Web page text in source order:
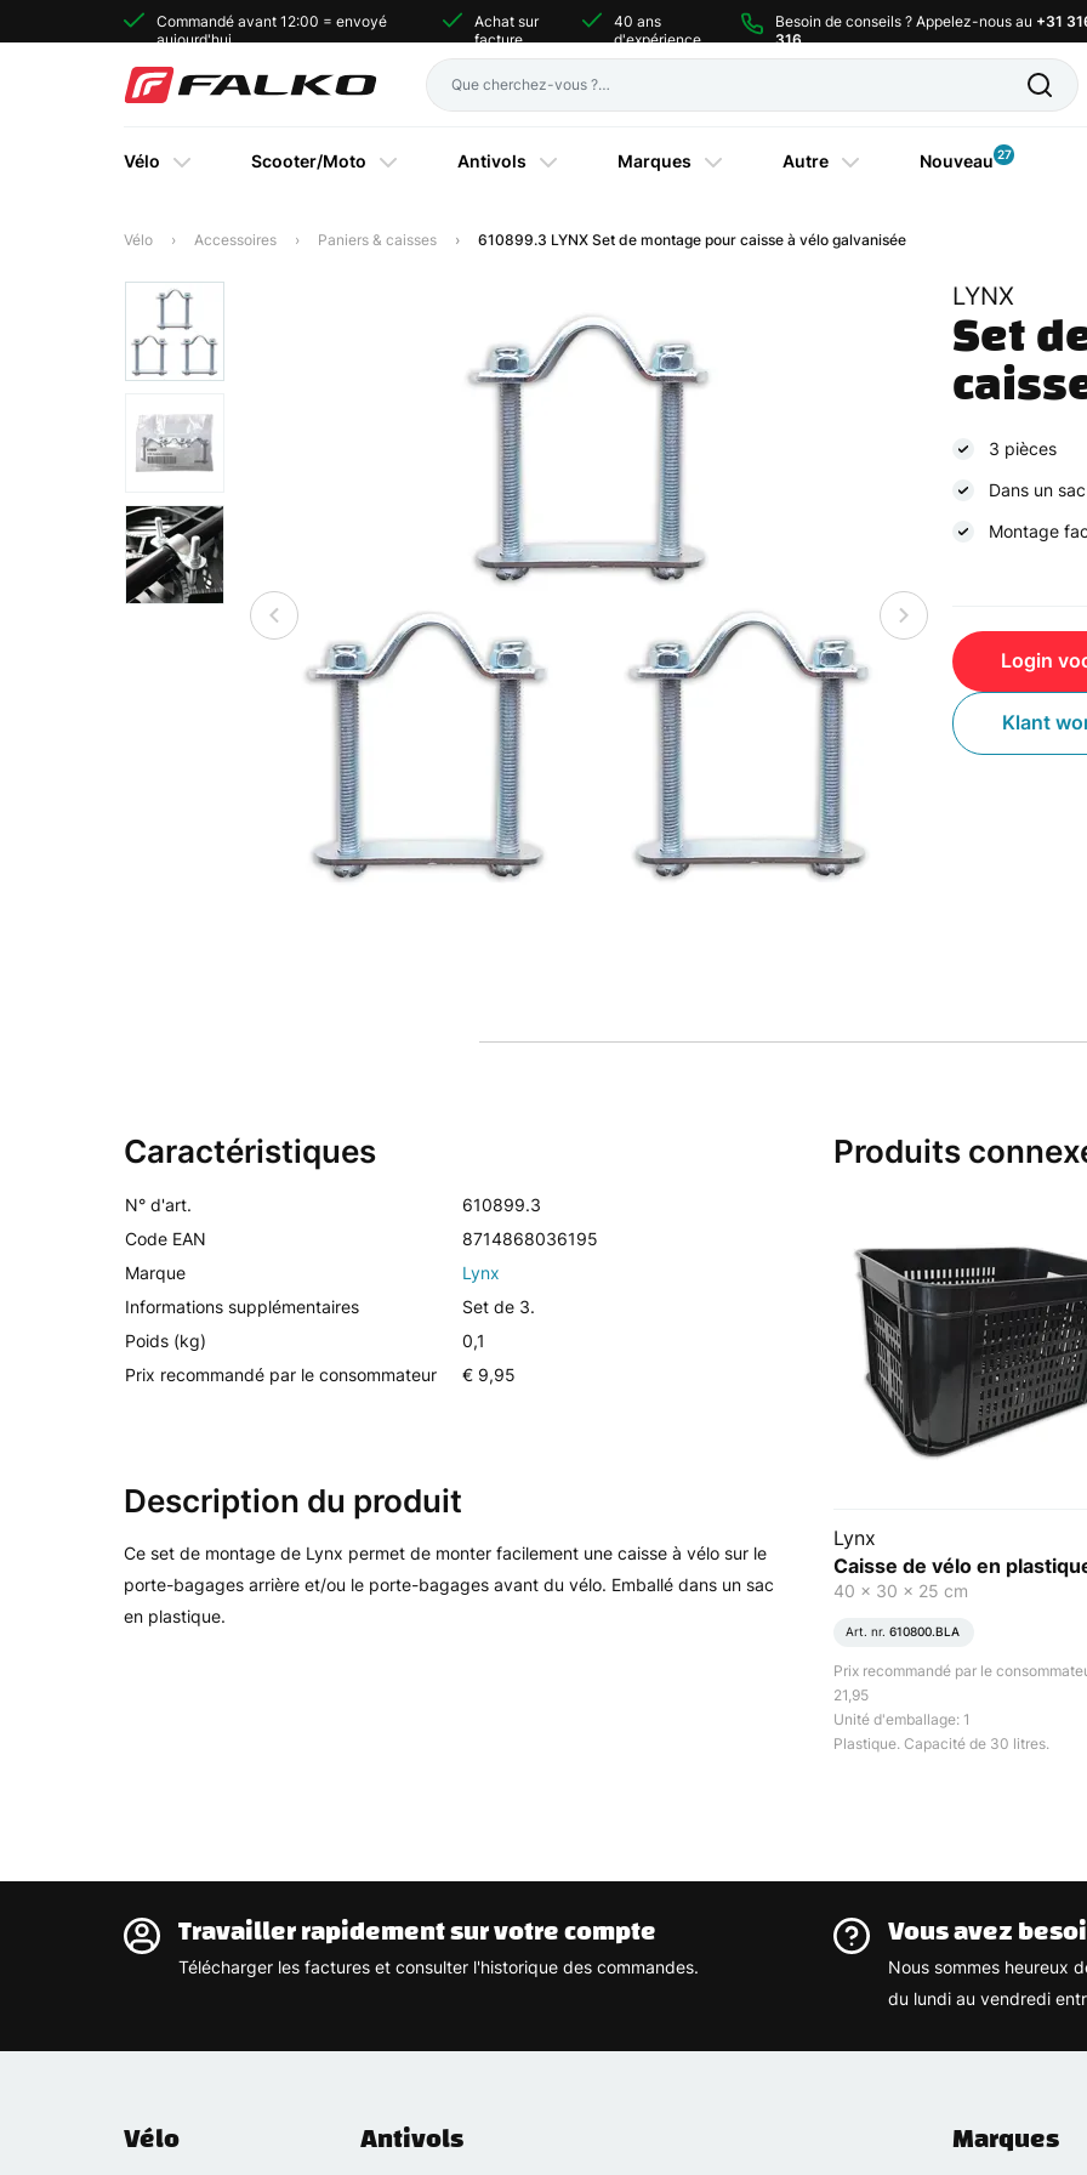
Commandé avant 12:00 = envoyé
aujourd'hui
Achat sur
facture
40 ans
d'expérience
Besoin de conseils ? Appelez-nous au +31
316
Vélo Scooter/Moto Antivols Marques Autre Nouveau 27
Vélo Accessoires Paniers & caisses 610899.3 LYNX Set de montage pour caisse à vélo galvanisée
LYNX
Set
3 pièces
Dans un
Montage
Login
Klant
Caractéristiques
N° d'art.
610899.3
Code EAN
8714868036195
Marque
Lynx
Informations supplémentaires
Set de 3.
Poids (kg)
0,1
Prix recommandé par le consommateur
€ 9,95
Description du produit
Ce set de montage de Lynx permet de monter facilement une caisse à vélo sur le
porte-bagages arrière et/ou le porte-bagages avant du vélo. Emballé dans un sac
en plastique.
Produits
Lynx
Caisse de vélo en
40 x 30 x 25 cm
Art. nr. 610800.BLA
Prix recommandé par le
21,95
Unité d'emballage: 1
Plastique. Capacité de 30 litres.
Travailler rapidement sur votre compte
Télécharger les factures et consulter l'historique des commandes.
Vous avez
Nous sommes heureux
du lundi au vendredi
Vélo Antivols Marques